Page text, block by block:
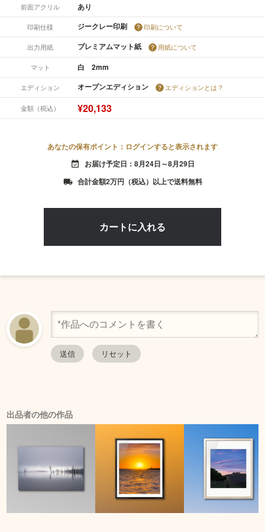
前面アクリル あり
印刷仕様 ジークレー印刷 印刷について
出力用紙 プレミアムマット紙 用紙について
マット 白 2mm
エディション オープンエディション エディションとは？
金額（税込） ¥20,133
あなたの保有ポイント：ログインすると表示されます
event_available お届け予定日：8月24日～8月29日
local_shipping 合計金額2万円（税込）以上で送料無料
出品者の他の作品